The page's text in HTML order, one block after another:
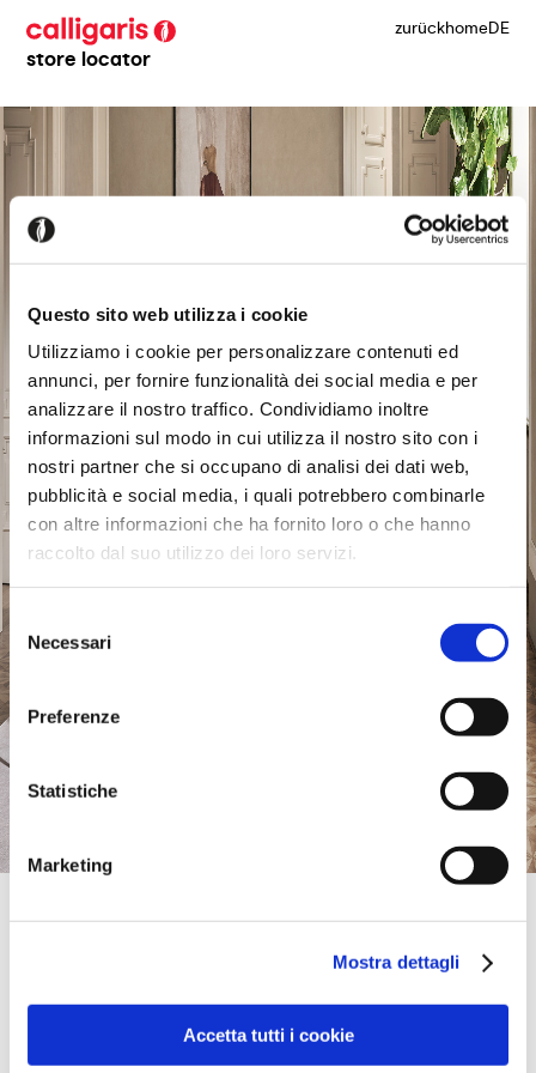
Questo sito web utilizza i cookie
Utilizziamo i cookie per personalizzare contenuti ed
annunci, per fornire funzionalità dei social media e per
analizzare il nostro traffico. Condividiamo inoltre
informazioni sul modo in cui utilizza il nostro sito con i
nostri partner che si occupano di analisi dei dati web,
pubblicità e social media, i quali potrebbero combinarle
con altre informazioni che ha fornito loro o che hanno
raccolto dal suo utilizzo dei loro servizi.
del
consenso
Necessari
Preferenze
Statistiche
Marketing
Mostra dettagli
Accetta tutti i cookie
store locator
zurückhomeDE
+380 050 326 21 64
araks@rim.ua